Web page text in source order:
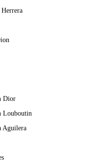
Dior